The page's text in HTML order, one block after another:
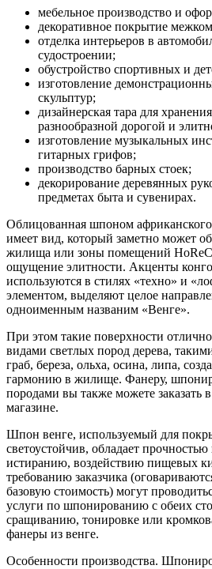
мебельное производство и
декоративное покрытие
отделка интерьеров в
судостроении;
обустройство спортивных и
изготовление
скульптур;
дизайнерская тара для
разнообразной дорогой и
изготовление музыкальных
гитарных грифов;
производство барных стоек;
декорирование деревянных
предметах быта и сувенирах.
Облицованная шпоном
имеет вид, который заметно может
жилища или зоны помещений
ощущение элитности. Акценты
используются в стилях «техно» и
элементом, выделяют целое
одноименным названим «Венге».
При этом такие поверхности
видами светлых пород дерева,
граб, береза, ольха, осина, липа,
гармонию в жилище. Фанеру,
породами вы также можете заказать
магазине.
Шпон венге, используемый для
светоустойчив, обладает
истиранию, воздействию пищевых
требованию заказчика
базовую стоимость) могут
услуги по шпонированию с обеих
сращиванию, тонировке или
фанеры из венге.
Особенности производства.